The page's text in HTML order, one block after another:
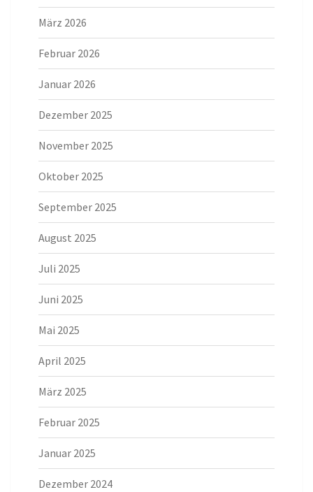
März 2026
Februar 2026
Januar 2026
Dezember 2025
November 2025
Oktober 2025
September 2025
August 2025
Juli 2025
Juni 2025
Mai 2025
April 2025
März 2025
Februar 2025
Januar 2025
Dezember 2024